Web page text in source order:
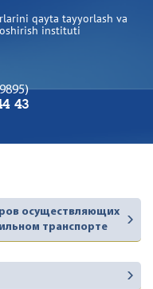
qayta tayyorlash va
instituti
43
осуществляющих
транспорте